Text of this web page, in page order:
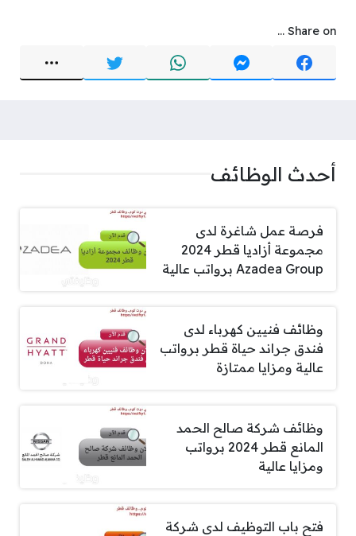
Share on ...
أحدث الوظائف
فرصة عمل شاغرة لدى
مجموعة أزاديا قطر 2024
Azadea Group برواتب عالية
وظائف فنيين كهرباء لدى
فندق جراند حياة قطر برواتب
عالية ومزايا ممتازة
وظائف شركة صالح الحمد
المانع قطر 2024 برواتب
ومزايا عالية
فتح باب التوظيف لدى شركة